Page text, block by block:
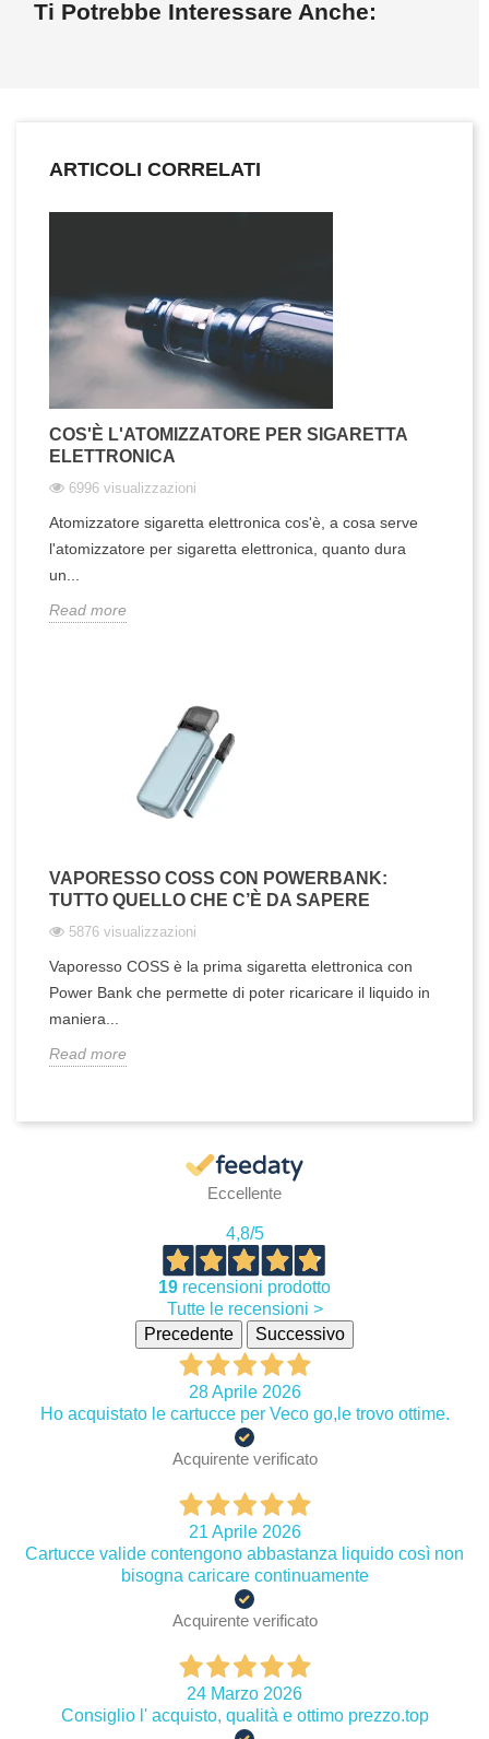
Ti Potrebbe Interessare Anche:
ARTICOLI CORRELATI
COS'È L'ATOMIZZATORE PER SIGARETTA
ELETTRONICA
6996 visualizzazioni
Atomizzatore sigaretta elettronica cos'è, a cosa serve
l'atomizzatore per sigaretta elettronica, quanto dura
un...
Read more
VAPORESSO COSS CON POWERBANK:
TUTTO QUELLO CHE C’È DA SAPERE
5876 visualizzazioni
Vaporesso COSS è la prima sigaretta elettronica con
Power Bank che permette di poter ricaricare il liquido in
maniera...
Read more
Eccellente
4,8/5
19 recensioni prodotto
Tutte le recensioni >
Precedente
Successivo
28 Aprile 2026
Ho acquistato le cartucce per Veco go,le trovo ottime.
Acquirente verificato
21 Aprile 2026
Cartucce valide contengono abbastanza liquido così non
bisogna caricare continuamente
Acquirente verificato
24 Marzo 2026
Consiglio l' acquisto, qualità e ottimo prezzo.top